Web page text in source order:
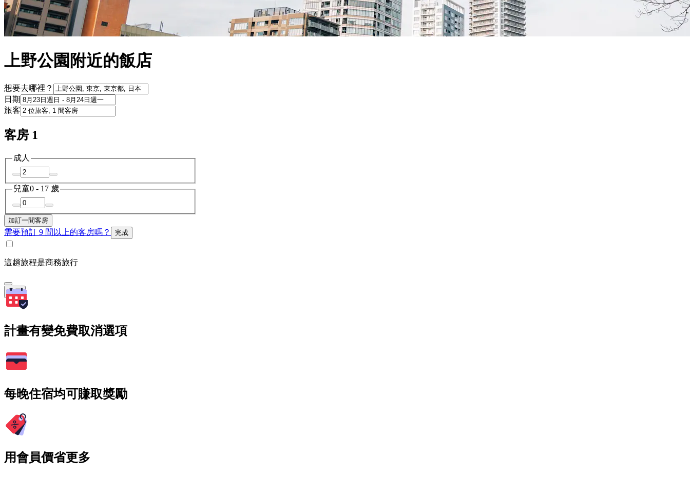
上野公園附近的飯店
想要去哪裡？
日期
旅客
客房 1
成人
兒童0 - 17 歲
加訂一間客房
需要預訂 9 間以上的客房嗎？ 完成
這趟旅程是商務旅行
搜尋
計畫有變免費取消選項
每晚住宿均可賺取獎勵
用會員價省更多